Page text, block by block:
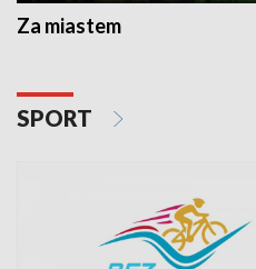
Za miastem
SPORT